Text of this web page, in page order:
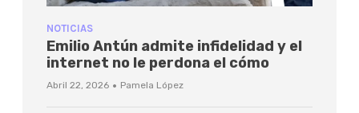
NOTICIAS
Emilio Antún admite infidelidad y el
internet no le perdona el cómo
Abril 22, 2026 · Pamela López